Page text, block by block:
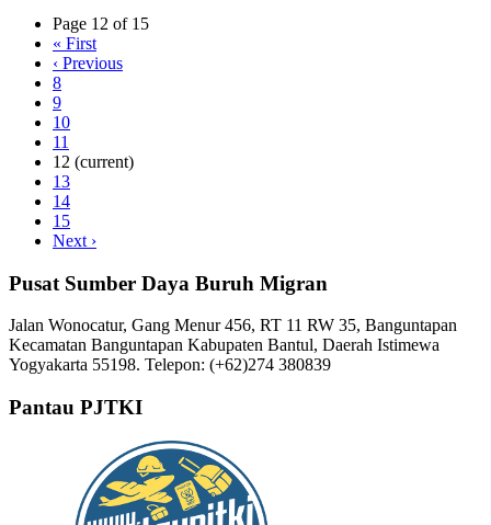
Page 12 of 15
« First
‹ Previous
8
9
10
11
12 (current)
13
14
15
Next ›
Pusat Sumber Daya Buruh Migran
Jalan Wonocatur, Gang Menur 456, RT 11 RW 35, Banguntapan
Kecamatan Banguntapan Kabupaten Bantul, Daerah Istimewa
Yogyakarta 55198. Telepon: (+62)274 380839
Pantau PJTKI